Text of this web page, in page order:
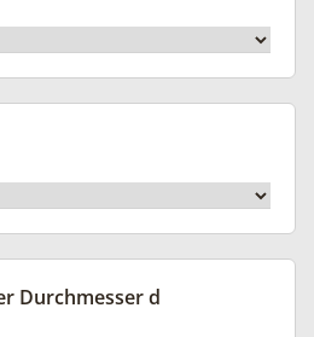
Durchmesser d